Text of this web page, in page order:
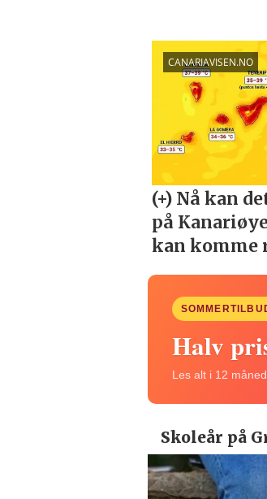
Halv
Les alt i 12
Skoleår på